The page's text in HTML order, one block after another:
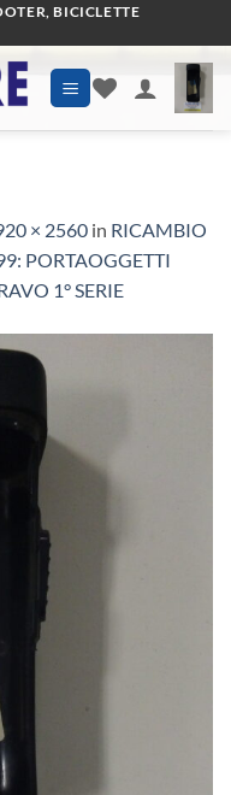
BICICLETTE
× 2560 in RICAMBIO
PORTAOGGETTI
1° SERIE